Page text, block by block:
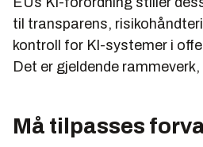
til transparens,
kontroll for KI-systemer i
Det er gjeldende
Må tilpasses